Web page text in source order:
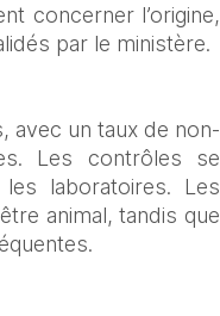
concerner l’origine,
par le ministère.
avec un taux de non-
Les contrôles se
laboratoires. Les
animal, tandis que